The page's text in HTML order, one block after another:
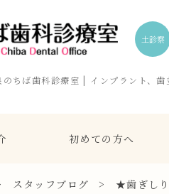
土診察
ちば歯科診療室 | インプラント、歯
初めての方へ
スタッフブログ > ★歯ぎし